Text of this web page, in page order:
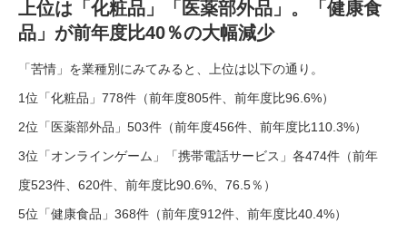
上位は「化粧品」「医薬部外品」。「健康食
品」が前年度比40％の大幅減少
「苦情」を業種別にみてみると、上位は以下の通り。
1位「化粧品」778件（前年度805件、前年度比96.6%）
2位「医薬部外品」503件（前年度456件、前年度比110.3%）
3位「オンラインゲーム」「携帯電話サービス」各474件（前年
度523件、620件、前年度比90.6%、76.5％）
5位「健康食品」368件（前年度912件、前年度比40.4%）